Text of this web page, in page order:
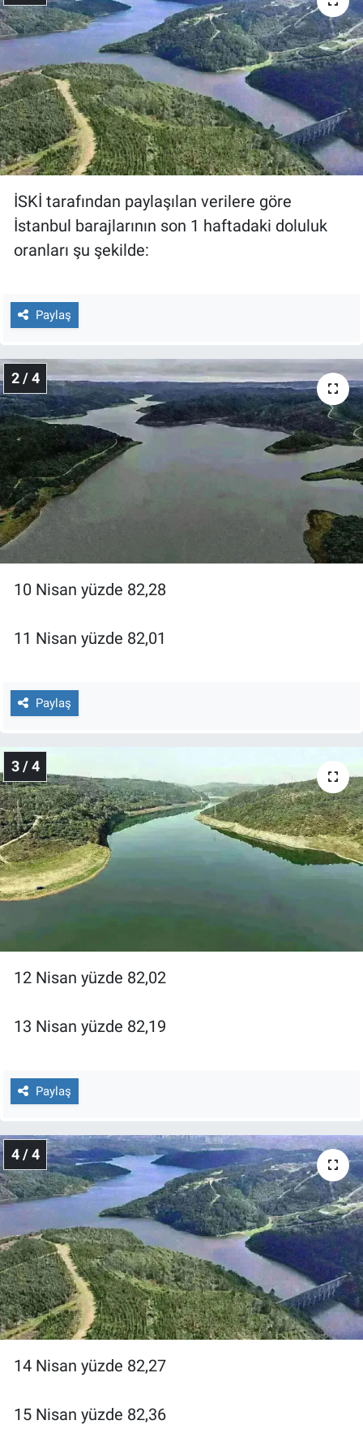
İSKİ tarafından paylaşılan verilere göre
İstanbul barajlarının son 1 haftadaki doluluk
oranları şu şekilde:
Paylaş
2 / 4
10 Nisan yüzde 82,28
11 Nisan yüzde 82,01
Paylaş
3 / 4
12 Nisan yüzde 82,02
13 Nisan yüzde 82,19
Paylaş
4 / 4
14 Nisan yüzde 82,27
15 Nisan yüzde 82,36
Gündem Özel
Günün görüntüsü
Haber
İlan
Kimdir
Koronavirüs
Ne demişti
Popüler
Programlar
Sağlık
Yerel Gündem
Canlı Yayın